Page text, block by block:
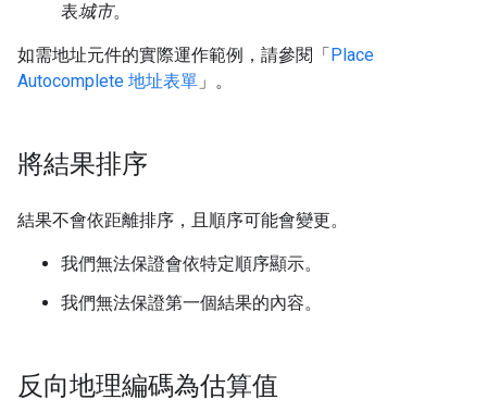
表城市。
如需地址元件的實際運作範例，請參閱「Place
Autocomplete 地址表單 」。
將結果排序
結果不會依距離排序，且順序可能會變更。
我們無法保證會依特定順序顯示。
我們無法保證第一個結果的內容。
反向地理編碼為估算值